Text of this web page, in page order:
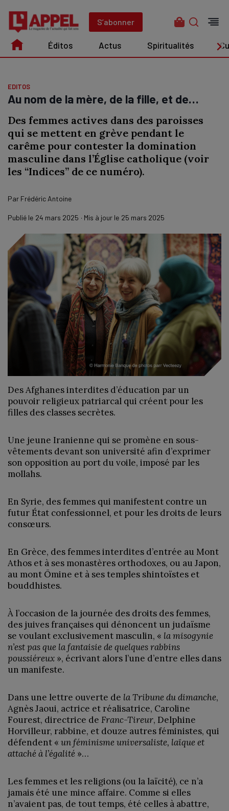
contenu
S’abonner
Édito Actus Spiritualités Culture
Éditos Actus Spiritualités
EDITOS
Au nom de la mère, de la fille, et de…
Des femmes actives dans des paroisses
qui se mettent en grève pendant le
carême pour contester la domination
masculine dans l’Église catholique (voir
les “Indices” de ce numéro).
Par Frédéric Antoine
Publié le 24 mars 2025 · Mis à jour le 25 mars 2025
Des Afghanes interdites d’éducation par un
pouvoir religieux patriarcal qui créent pour les
filles des classes secrètes.
Une jeune Iranienne qui se promène en sous-
vêtements devant son université afin d’exprimer
son opposition au port du voile, imposé par les
mollahs.
En Syrie, des femmes qui manifestent contre un
futur État confessionnel, et pour les droits de leurs
consœurs.
En Grèce, des femmes interdites d’entrée au Mont
Athos et à ses monastères orthodoxes, ou au Japon,
au mont Ōmine et à ses temples shintoïstes et
bouddhistes.
À l’occasion de la journée des droits des femmes,
des juives françaises qui dénoncent un judaïsme
se voulant exclusivement masculin, « la misogynie
n’est pas que la fantaisie de quelques rabbins
poussiéreux », écrivant alors l’une d’entre elles dans
un manifeste.
Dans une lettre ouverte de la Tribune du dimanche,
Agnès Jaoui, actrice et réalisatrice, Caroline
Fourest, directrice de Franc-Tireur, Delphine
Horvilleur, rabbine, et douze autres féministes, qui
défendent « un féminisme universaliste, laïque et
attaché à l’égalité »…
Les femmes et les religions (ou la laïcité), ce n’a
jamais été une mince affaire. Comme si elles
n’avaient pas, de tout temps, été celles à abattre,